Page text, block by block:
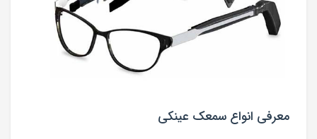
معرفی انواع سمعک عینکی